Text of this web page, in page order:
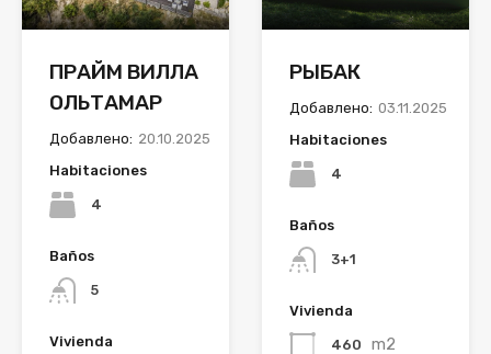
ПРАЙМ ВИЛЛА
ОЛЬТАМАР
Добавлено: 20.10.2025
Habitaciones
4
Baños
5
Vivienda
РЫБАК
Добавлено: 03.11.2025
Habitaciones
4
Baños
3+1
Vivienda
460 m2